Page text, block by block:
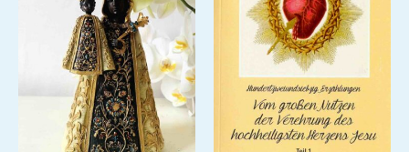
Optionen
können
Produktseite